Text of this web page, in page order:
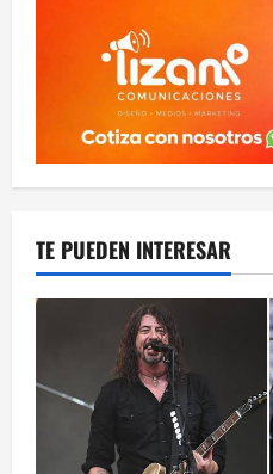
TE PUEDEN INTERESAR